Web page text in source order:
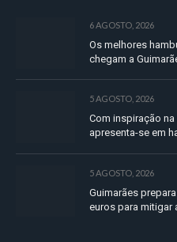
6 AGOSTO, 2026
Os melhores
chegam a
5 AGOSTO, 2026
Com inspiração
apresenta-se em
5 AGOSTO, 2026
Guimarães
euros para mitigar